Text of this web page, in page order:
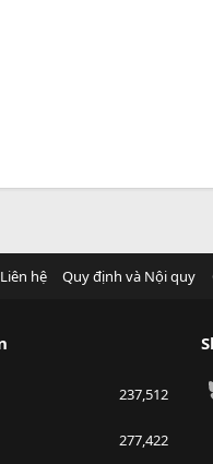
Liên hệ Quy định và Nội quy
237,512
277,422